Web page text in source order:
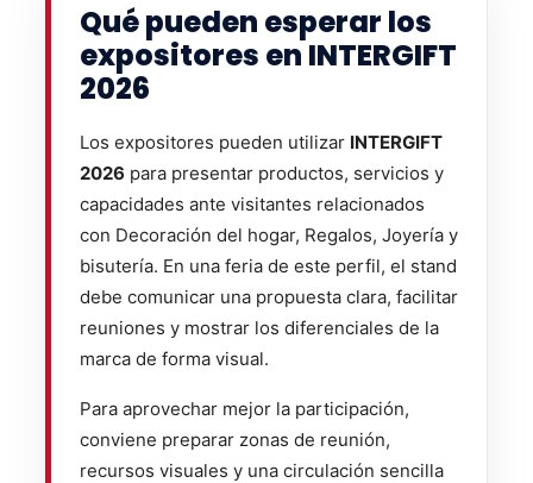
Qué pueden esperar los
expositores en INTERGIFT
2026
Los expositores pueden utilizar INTERGIFT
2026 para presentar productos, servicios y
capacidades ante visitantes relacionados
con Decoración del hogar, Regalos, Joyería y
bisutería. En una feria de este perfil, el stand
debe comunicar una propuesta clara, facilitar
reuniones y mostrar los diferenciales de la
marca de forma visual.
Para aprovechar mejor la participación,
conviene preparar zonas de reunión,
recursos visuales y una circulación sencilla